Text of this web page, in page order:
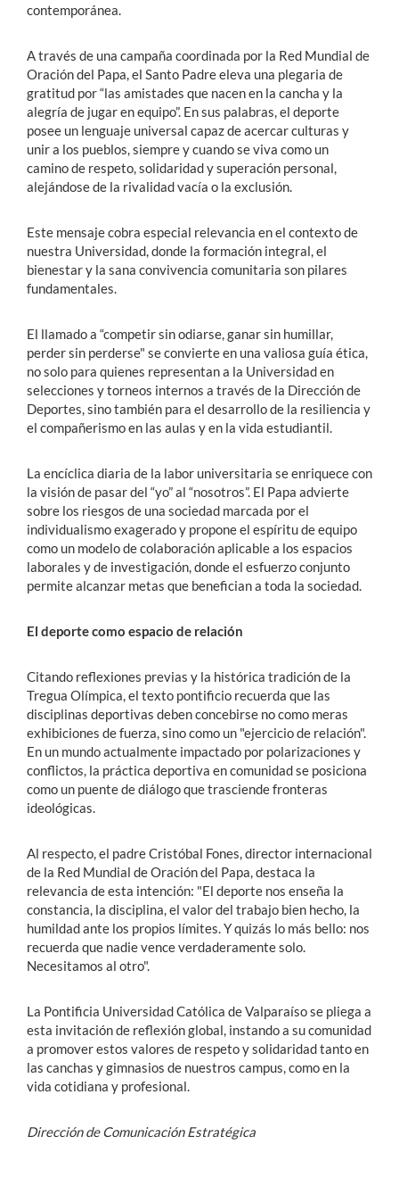
contemporánea.
A través de una campaña coordinada por la Red Mundial de
Oración del Papa, el Santo Padre eleva una plegaria de
gratitud por “las amistades que nacen en la cancha y la
alegría de jugar en equipo”. En sus palabras, el deporte
posee un lenguaje universal capaz de acercar culturas y
unir a los pueblos, siempre y cuando se viva como un
camino de respeto, solidaridad y superación personal,
alejándose de la rivalidad vacía o la exclusión.
Este mensaje cobra especial relevancia en el contexto de
nuestra Universidad, donde la formación integral, el
bienestar y la sana convivencia comunitaria son pilares
fundamentales.
El llamado a “competir sin odiarse, ganar sin humillar,
perder sin perderse" se convierte en una valiosa guía ética,
no solo para quienes representan a la Universidad en
selecciones y torneos internos a través de la Dirección de
Deportes, sino también para el desarrollo de la resiliencia y
el compañerismo en las aulas y en la vida estudiantil.
La encíclica diaria de la labor universitaria se enriquece con
la visión de pasar del “yo” al “nosotros”. El Papa advierte
sobre los riesgos de una sociedad marcada por el
individualismo exagerado y propone el espíritu de equipo
como un modelo de colaboración aplicable a los espacios
laborales y de investigación, donde el esfuerzo conjunto
permite alcanzar metas que benefician a toda la sociedad.
El deporte como espacio de relación
Citando reflexiones previas y la histórica tradición de la
Tregua Olímpica, el texto pontificio recuerda que las
disciplinas deportivas deben concebirse no como meras
exhibiciones de fuerza, sino como un "ejercicio de relación".
En un mundo actualmente impactado por polarizaciones y
conflictos, la práctica deportiva en comunidad se posiciona
como un puente de diálogo que trasciende fronteras
ideológicas.
Al respecto, el padre Cristóbal Fones, director internacional
de la Red Mundial de Oración del Papa, destaca la
relevancia de esta intención: "El deporte nos enseña la
constancia, la disciplina, el valor del trabajo bien hecho, la
humildad ante los propios límites. Y quizás lo más bello: nos
recuerda que nadie vence verdaderamente solo.
Necesitamos al otro".
La Pontificia Universidad Católica de Valparaíso se pliega a
esta invitación de reflexión global, instando a su comunidad
a promover estos valores de respeto y solidaridad tanto en
las canchas y gimnasios de nuestros campus, como en la
vida cotidiana y profesional.
Dirección de Comunicación Estratégica